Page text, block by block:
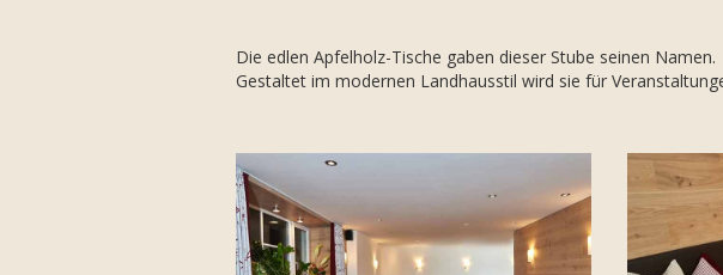
Die edlen Apfelholz-Tische gaben dieser Stube seinen Namen.
Gestaltet im modernen Landhausstil wird sie für